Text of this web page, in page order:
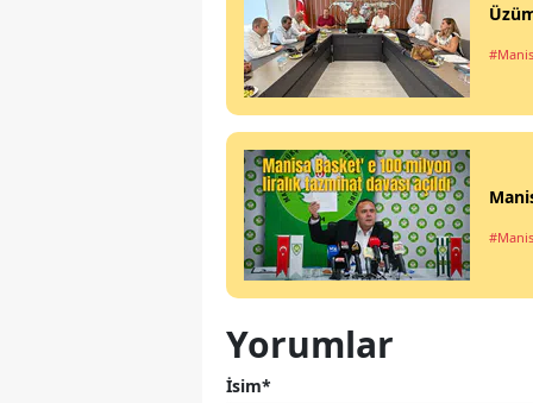
Yorumlar
İsim*